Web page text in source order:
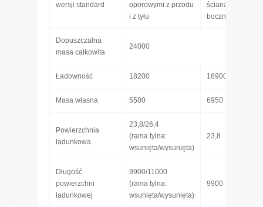
wersji standard
oporowymi z przodu
i z tyłu
ścianami
bocznymi
Dopuszczalna
masa całkowita
24000
Ładowność 18200 16900
Masa własna 5500 6950
Powierzchnia
ładunkowa
23,8/26,4
(rama tylna:
wsunięta/wysunięta)
23,8
Długość
powierzchni
ładunkowej
9900/11000
(rama tylna:
wsunięta/wysunięta)
9900